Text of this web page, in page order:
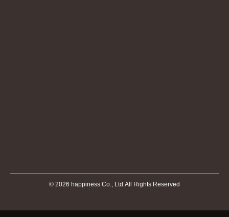
© 2026 happiness Co., Ltd.All Rights Reserved